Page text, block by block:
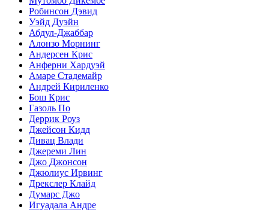
Робинсон Дэвид
Уэйд Дуэйн
Абдул-Джаббар
Алонзо Морнинг
Андерсен Крис
Анферни Xардуэй
Амаре Стадемайр
Андрей Кириленко
Бош Крис
Газоль По
Деррик Роуз
Джейсон Кидд
Дивац Влади
Джереми Лин
Джо Джонсон
Джюлиус Ирвинг
Дрекслер Клайд
Думарс Джо
Игуадала Андре